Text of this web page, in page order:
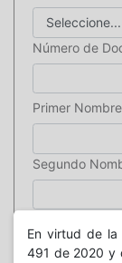
Número de
Primer Nombre
Segundo
En virtud de la
491 de 2020 y